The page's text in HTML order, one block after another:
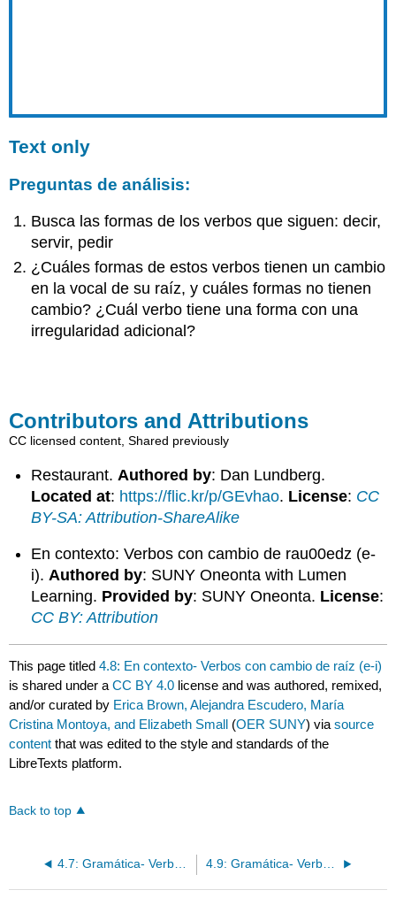
Text only
Preguntas de análisis:
Busca las formas de los verbos que siguen: decir,
servir, pedir
¿Cuáles formas de estos verbos tienen un cambio
en la vocal de su raíz, y cuáles formas no tienen
cambio? ¿Cuál verbo tiene una forma con una
irregularidad adicional?
Contributors and Attributions
CC licensed content, Shared previously
Restaurant. Authored by: Dan Lundberg.
Located at: https://flic.kr/p/GEvhao. License: CC
BY-SA: Attribution-ShareAlike
En contexto: Verbos con cambio de rau00edz (e-
i).Authored by: SUNY Oneonta with Lumen
Learning. Provided by: SUNY Oneonta. License:
CC BY: Attribution
This page titled4.8: En contexto- Verbos con cambio de raíz (e-i)
is shared under aCC BY 4.0 license and was authored, remixed,
and/or curated by Erica Brown, Alejandra Escudero, María
Cristina Montoya, and Elizabeth Small (OER SUNY) viasource
content that was edited to the style and standards of the
LibreTexts platform.
Back to top
4.7: Gramática- Verbos con cambio de raíz (e-ie) 4.9: Gramática- Verbos con cambio de raíz (e-i)